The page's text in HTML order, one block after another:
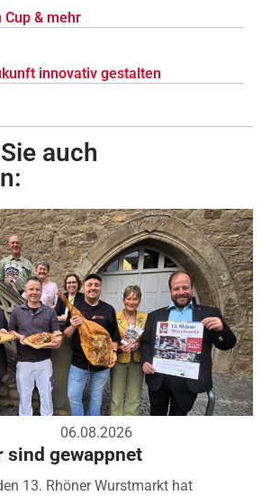
Cup & mehr
innovativ gestalten
auch
06.08.2026
sind gewappnet
13. Rhöner Wurstmarkt hat